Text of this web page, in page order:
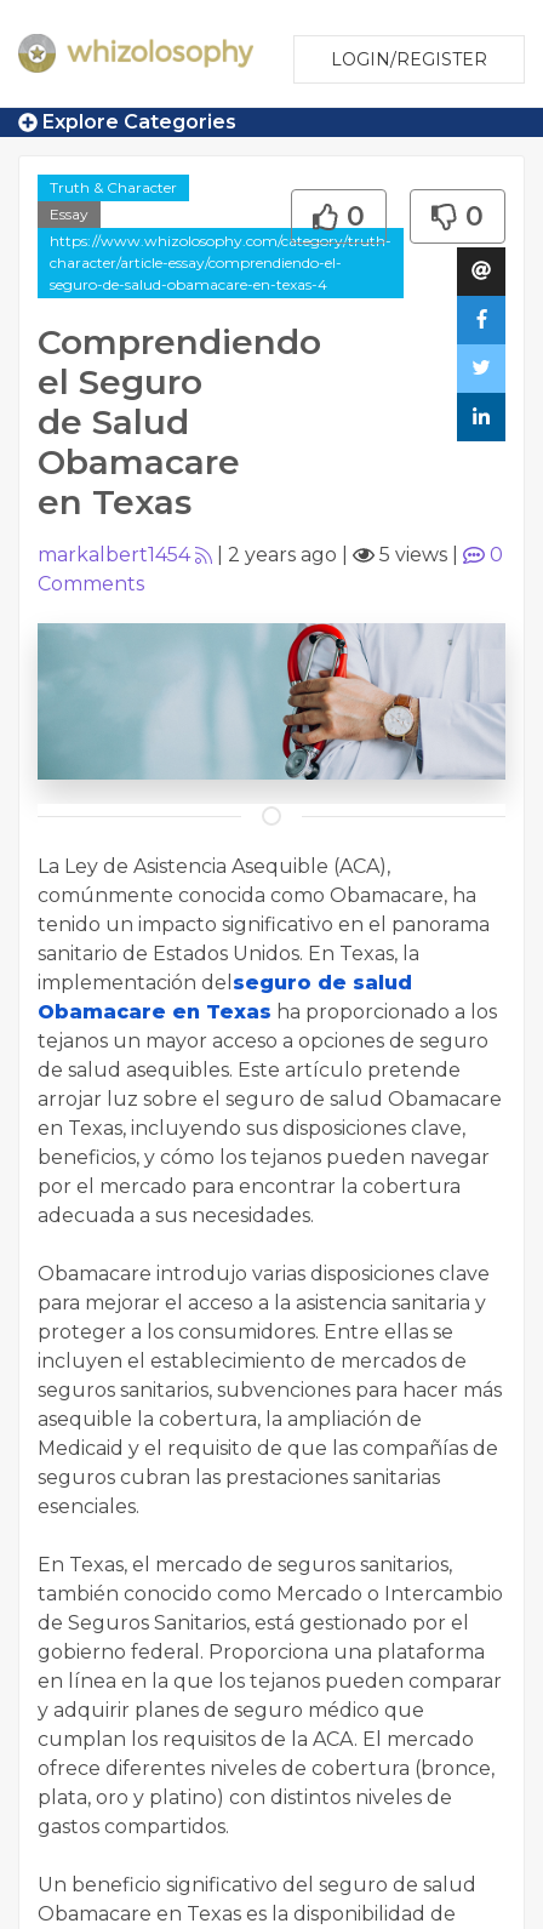
LOGIN/REGISTER
Explore Categories
Truth & Character
Essay
https://www.whizolosophy.com/category/truth-
character/article-essay/comprendiendo-el-
seguro-de-salud-obamacare-en-texas-4
Comprendiendo
el Seguro
de Salud
Obamacare
en Texas
0 0
markalbert1454 2 years ago 5 views
0
Comments
La Ley de Asistencia Asequible (ACA),
comúnmente conocida como Obamacare, ha
tenido un impacto significativo en el panorama
sanitario de Estados Unidos. En Texas, la
implementación del seguro de salud
Obamacare en Texas ha proporcionado a los
tejanos un mayor acceso a opciones de seguro
de salud asequibles. Este artículo pretende
arrojar luz sobre el seguro de salud Obamacare
en Texas, incluyendo sus disposiciones clave,
beneficios, y cómo los tejanos pueden navegar
por el mercado para encontrar la cobertura
adecuada a sus necesidades.
Obamacare introdujo varias disposiciones clave
para mejorar el acceso a la asistencia sanitaria y
proteger a los consumidores. Entre ellas se
incluyen el establecimiento de mercados de
seguros sanitarios, subvenciones para hacer más
asequible la cobertura, la ampliación de
Medicaid y el requisito de que las compañías de
seguros cubran las prestaciones sanitarias
esenciales.
En Texas, el mercado de seguros sanitarios,
también conocido como Mercado o Intercambio
de Seguros Sanitarios, está gestionado por el
gobierno federal. Proporciona una plataforma
en línea en la que los tejanos pueden comparar
y adquirir planes de seguro médico que
cumplan los requisitos de la ACA. El mercado
ofrece diferentes niveles de cobertura (bronce,
plata, oro y platino) con distintos niveles de
gastos compartidos.
Un beneficio significativo del seguro de salud
Obamacare en Texas es la disponibilidad de